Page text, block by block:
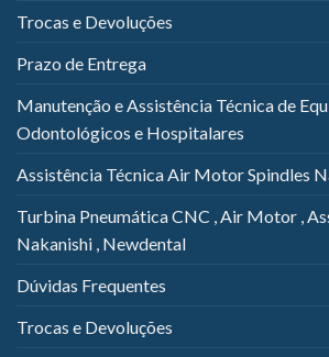
Trocas e Devoluções
Prazo de Entrega
Manutenção e Assistência Técnica de
Odontológicos e Hospitalares
Assistência Técnica Air Motor Spindles
Turbina Pneumática CNC , Air Motor ,
Nakanishi , Newdental
Dúvidas Frequentes
Trocas e Devoluções